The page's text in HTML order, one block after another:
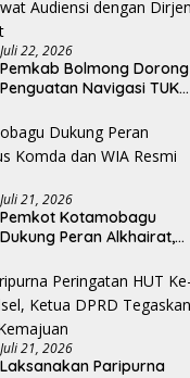
Juli 22, 2026
Pemkab Bolmong Dorong
Penguatan Navigasi TUKS
Dirjen Perhubungan Laut
Juli 21, 2026
Pemkot Kotamobagu
Dukung Peran Alkhairat,
Resmi Dilantik
Juli 21, 2026
Laksanakan Paripurna